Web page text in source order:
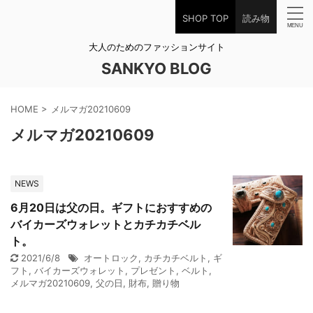
SHOP TOP 読み物
大人のためのファッションサイト
SANKYO BLOG
HOME > メルマガ20210609
メルマガ20210609
NEWS
6月20日は父の日。ギフトにおすすめの
バイカーズウォレットとカチカチベル
ト。
2021/6/8 オートロック, カチカチベルト , ギ
フト , バイカーズウォレット , プレゼント , ベルト ,
メルマガ20210609, 父の日, 財布, 贈り物